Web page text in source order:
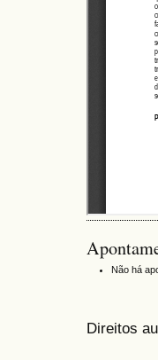
Não há
Direitos